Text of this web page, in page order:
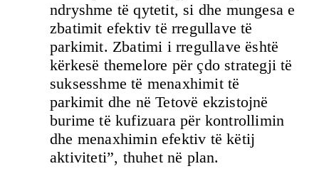
ndryshme të qytetit, si dhe mungesa e
zbatimit efektiv të rregullave të
parkimit. Zbatimi i rregullave është
kërkesë themelore për çdo strategji të
suksesshme të menaxhimit të
parkimit dhe në Tetovë ekzistojnë
burime të kufizuara për kontrollimin
dhe menaxhimin efektiv të këtij
aktiviteti”, thuhet në plan.